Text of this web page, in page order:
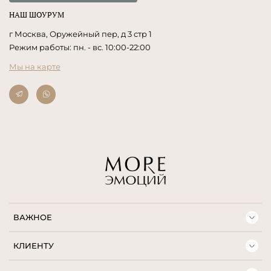
НАШ ШОУРУМ
г Москва, Оружейный пер, д 3 стр 1
Режим работы: пн. - вс. 10:00-22:00
Мы на карте
ВАЖНОЕ
КЛИЕНТУ